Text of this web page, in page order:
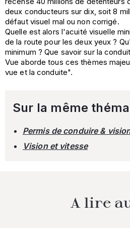
deux conducteurs sur dix, soit 8
défaut visuel mal ou non corrigé.
Quelle est alors l'acuité visuelle
de la route pour les deux yeux ?
minimum ? Que savoir sur la
Vue aborde tous ces thèmes
vue et la conduite".
Sur la même
Permis de conduire &
Vision et vitesse
A lire